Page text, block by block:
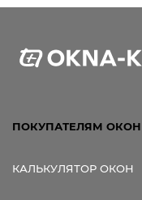
ПОКУПАТЕЛЯМ ОКОН
КАЛЬКУЛЯТОР ОКОН